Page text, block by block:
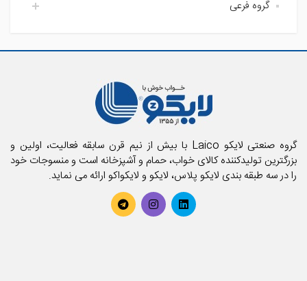
اتاق خواب لایکو
حمام لایکو
گروه فرعی
بالش و رویه بالش
تشک فنری و محافظ تشک
تشک میهمان و سفری
حوله استخری
حوله تن پوش بزرگسال
حوله تن پوش کودک
گروه صنعتی لایکو Laico با بیش از نیم قرن سابقه فعالیت، اولین و
بزرگترین تولیدکننده کالای خواب، حمام و آشپزخانه است و منسوجات خود
را در سه طبقه بندی لایکو پلاس، لایکو و لایکواکو ارائه می نماید.